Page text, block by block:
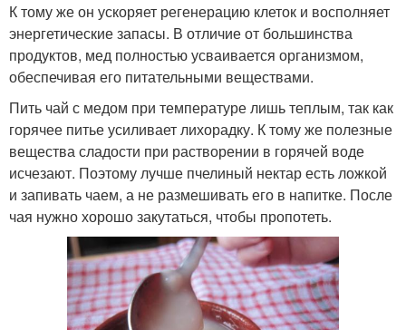
К тому же он ускоряет регенерацию клеток и восполняет
энергетические запасы. В отличие от большинства
продуктов, мед полностью усваивается организмом,
обеспечивая его питательными веществами.
Пить чай с медом при температуре лишь теплым, так как
горячее питье усиливает лихорадку. К тому же полезные
вещества сладости при растворении в горячей воде
исчезают. Поэтому лучше пчелиный нектар есть ложкой
и запивать чаем, а не размешивать его в напитке. После
чая нужно хорошо закутаться, чтобы пропотеть.